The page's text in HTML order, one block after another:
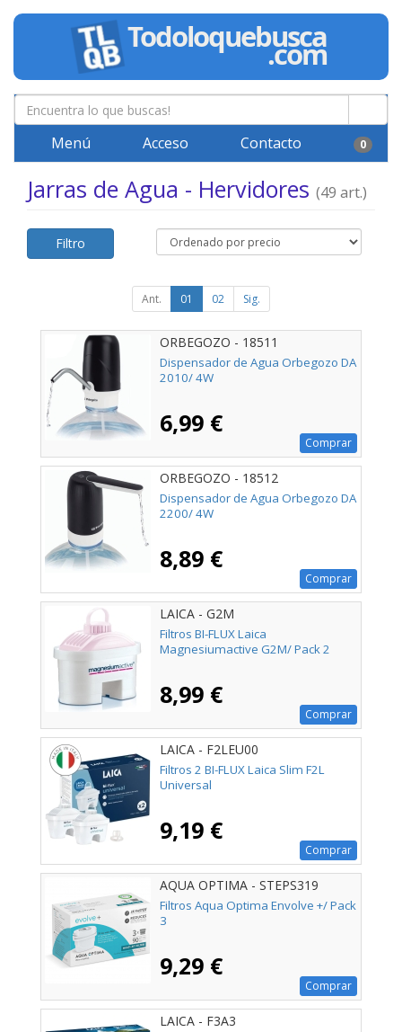
Menú Acceso Contacto 0
Jarras de Agua - Hervidores (49 art.)
Filtro
Ant. 01 02 Sig.
ORBEGOZO - 18511
Dispensador de Agua Orbegozo DA
2010/ 4W
6,99 €
Comprar
ORBEGOZO - 18512
Dispensador de Agua Orbegozo DA
2200/ 4W
8,89 €
Comprar
LAICA - G2M
Filtros BI-FLUX Laica
Magnesiumactive G2M/ Pack 2
8,99 €
Comprar
LAICA - F2LEU00
Filtros 2 BI-FLUX Laica Slim F2L
Universal
9,19 €
Comprar
AQUA OPTIMA - STEPS319
Filtros Aqua Optima Envolve +/ Pack
3
9,29 €
Comprar
LAICA - F3A3